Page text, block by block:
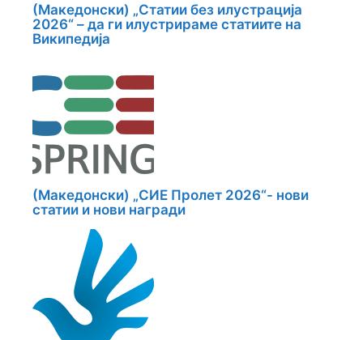
(Македонски) „Статии без илустрација
2026“ – да ги илустрираме статиите на
Википедија
(Македонски) „СИЕ Пролет 2026“- нови
статии и нови награди